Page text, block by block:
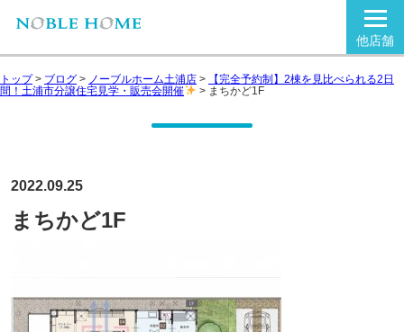
他店舗
トップ> ブログ > ノーブルホーム土浦店 >
【完全予約制】2棟を見比べられる2日
間！土浦市分譲住宅見学・販売会開催
> まちかど1F
2022.09.25
まちかど1F